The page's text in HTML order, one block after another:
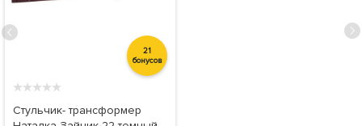
21
бонусов
★★★★★
Стульчик- трансформер